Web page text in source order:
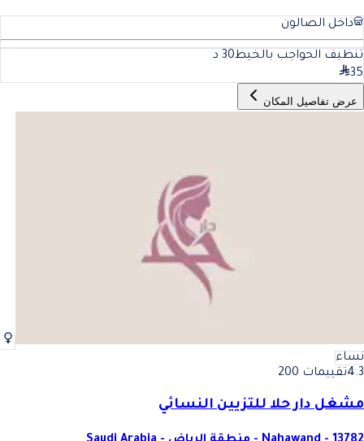
داخل الصالون
تنظيف الحواجب بالخيط30 د
35
عرض تفاصيل المكان
نساء
4.3تقييمات 200
مشغل دار حلا للتزيين النسائي